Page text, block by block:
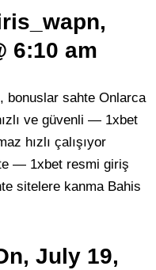
6:10 am
bonuslar sahte Onlarca
ve güvenli — 1xbet
hızlı çalışıyor
— 1xbet resmi giriş
sitelere kanma Bahis
July 19,